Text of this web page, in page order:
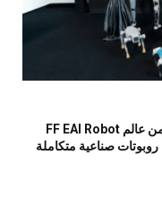
فاراداي فيوتشر تكشف عن المرحلة الثانية من عالم FF EAI Robot